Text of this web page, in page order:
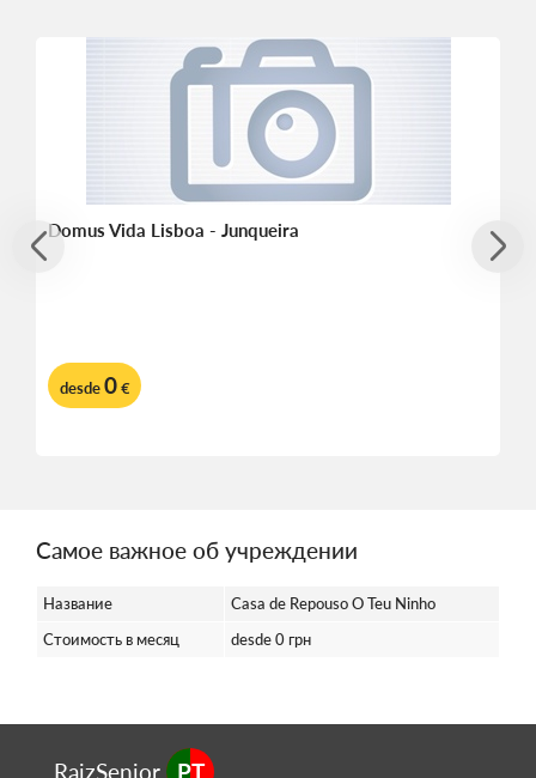
Domus Vida Lisboa - Junqueira
desde0€
Самое важное об учреждении
Название
Casa de Repouso O Teu Ninho
Стоимость в месяц
desde 0 грн
RaizSenior PT